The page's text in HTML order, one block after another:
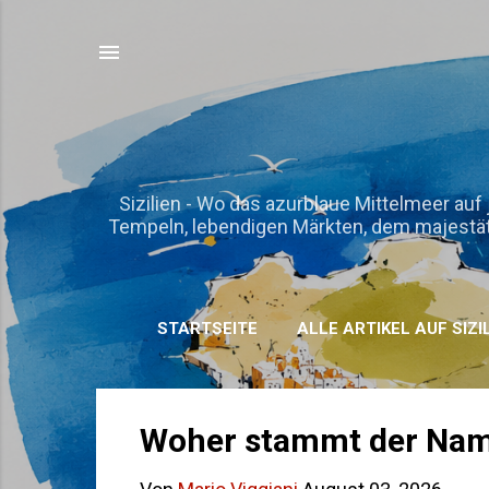
Sizilien - Wo das azurblaue Mittelmeer
Tempeln, lebendigen Märkten, dem
STARTSEITE ALLE ARTIKEL AUF
Woher stammt der